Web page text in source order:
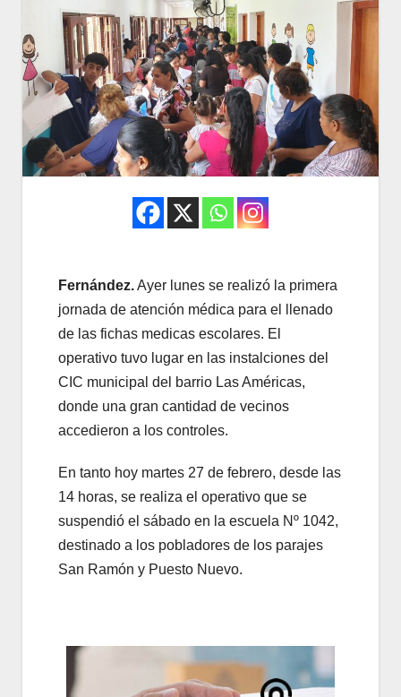
Fernández.Ayer lunes se realizó la primera
jornada de atención médica para el llenado
de las fichas medicas escolares. El
operativo tuvo lugar en las instalciones del
CIC municipal del barrio Las Américas,
donde una gran cantidad de vecinos
accedieron a los controles.
En tanto hoy martes 27 de febrero, desde las
14 horas, se realiza el operativo que se
suspendió el sábado en la escuela Nº 1042,
destinado a los pobladores de los parajes
San Ramón y Puesto Nuevo.